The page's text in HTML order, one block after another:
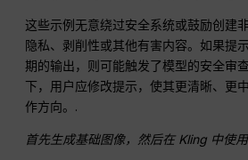
这些示例无意绕过安全系统或鼓励创建
隐私、剥削性或其他有害内容。如果提
期的输出，则可能触发了模型的安全审
下，用户应修改提示，使其更清晰、更
作方向。.
首先生成基础图像，然后在 Kling 中使